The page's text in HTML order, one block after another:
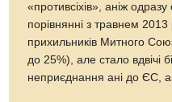
«противсіхів», аніж
порівнянні з травнем
прихильників Митного
до 25%), але стало вдвічі
неприєднання ані до ЄС,